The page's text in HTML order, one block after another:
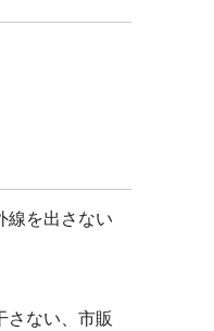
線を出さない
さない、市販